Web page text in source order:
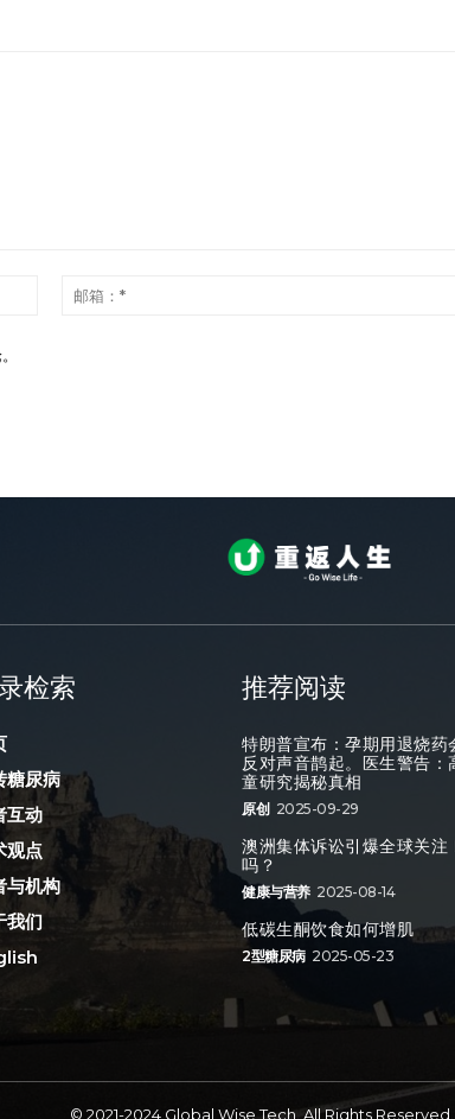
检索
糖尿病
互动
观点
与机构
我们
推荐阅读
特朗普宣布：孕期用退烧
反对声音鹊起。医生警告
童研究揭秘真相
原创 2025-09-29
澳洲集体诉讼引爆全球关
吗？
健康与营养 2025-08-14
低碳生酮饮食如何增肌
2型糖尿病 2025-05-23
© 2021-2024 Global Wise Tech. All Rights Reserved.